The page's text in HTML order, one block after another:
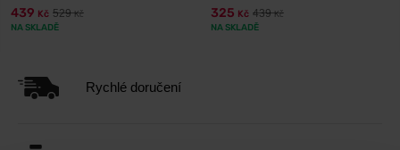
439 Kč 529Kč
NA SKLADĚ
325 Kč 439Kč
NA SKLADĚ
Rychlé doručení